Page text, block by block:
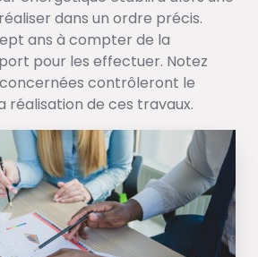
dans un ordre précis.
ans à compter de la
pour les effectuer. Notez
contrôleront le
réalisation de ces travaux.